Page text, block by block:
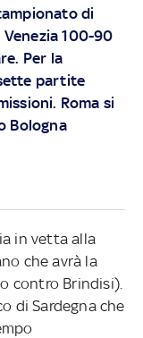
di
Venezia 100-90
Per la
partite
Roma si
Bologna
in vetta alla
che avrà la
contro Brindisi).
di Sardegna che